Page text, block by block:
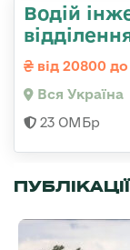
Водій
від 20800
Вся Україна
23 ОМБр
ПУБЛІКАЦІЇ